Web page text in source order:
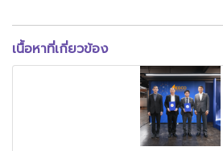
เนื้อหาที่เกี่ยวข้อง